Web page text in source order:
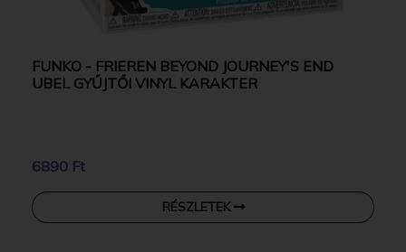
FUNKO - FRIEREN BEYOND JOURNEY'S END
UBEL GYŰJTŐI VINYL KARAKTER
6890 Ft
RÉSZLETEK